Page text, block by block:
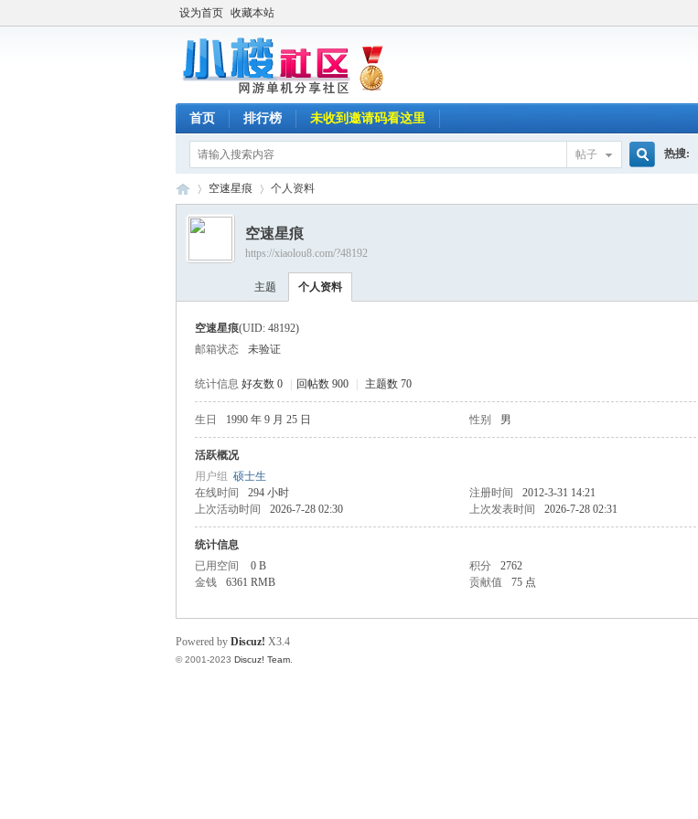
设为首页 收藏本站
首页 排行榜 未收到邀请码看这里
帖子 热搜:
›
空速星痕 个人资料
空速星痕
https://xiaolou8.com/?48192
主题 个人资料
空速星痕(UID: 48192)
邮箱状态
未验证
统计信息 好友数 0 回帖数 900 主题数 70
生日 1990 年 9 月 25 日 性别 男
活跃概况
用户组 硕士生
在线时间
294 小时 注册时间 2012-3-31 14:21
上次活动时间
2026-7-28 02:30 上次发表时间 2026-7-28 02:31
统计信息
已用空间
0 B 积分 2762
金钱
6361 RMB 贡献值 75 点
Powered by Discuz! X3.4
© 2001-2023 Discuz! Team